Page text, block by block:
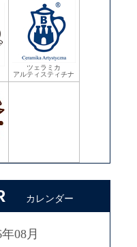
ツェラミカ
アルティスティチナ
カレンダー
08月